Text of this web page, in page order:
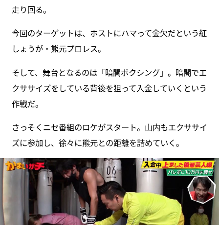
走り回る。
今回のターゲットは、ホストにハマって金欠だという紅
しょうが・熊元プロレス。
そして、舞台となるのは「暗闇ボクシング」。暗闇でエ
クササイズをしている背後を狙って入金していくという
作戦だ。
さっそくニセ番組のロケがスタート。山内もエクササイ
ズに参加し、徐々に熊元との距離を詰めていく。